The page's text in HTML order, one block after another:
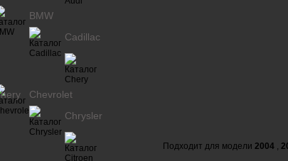
Подходит для модели 2004 ,
BMW
Cadillac
Chevrolet
Chrysler